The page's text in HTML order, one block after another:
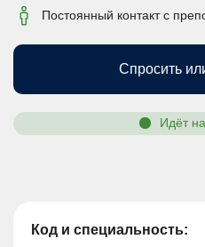
Постоянный контакт с
Спросить
Идёт
Код и специальность: